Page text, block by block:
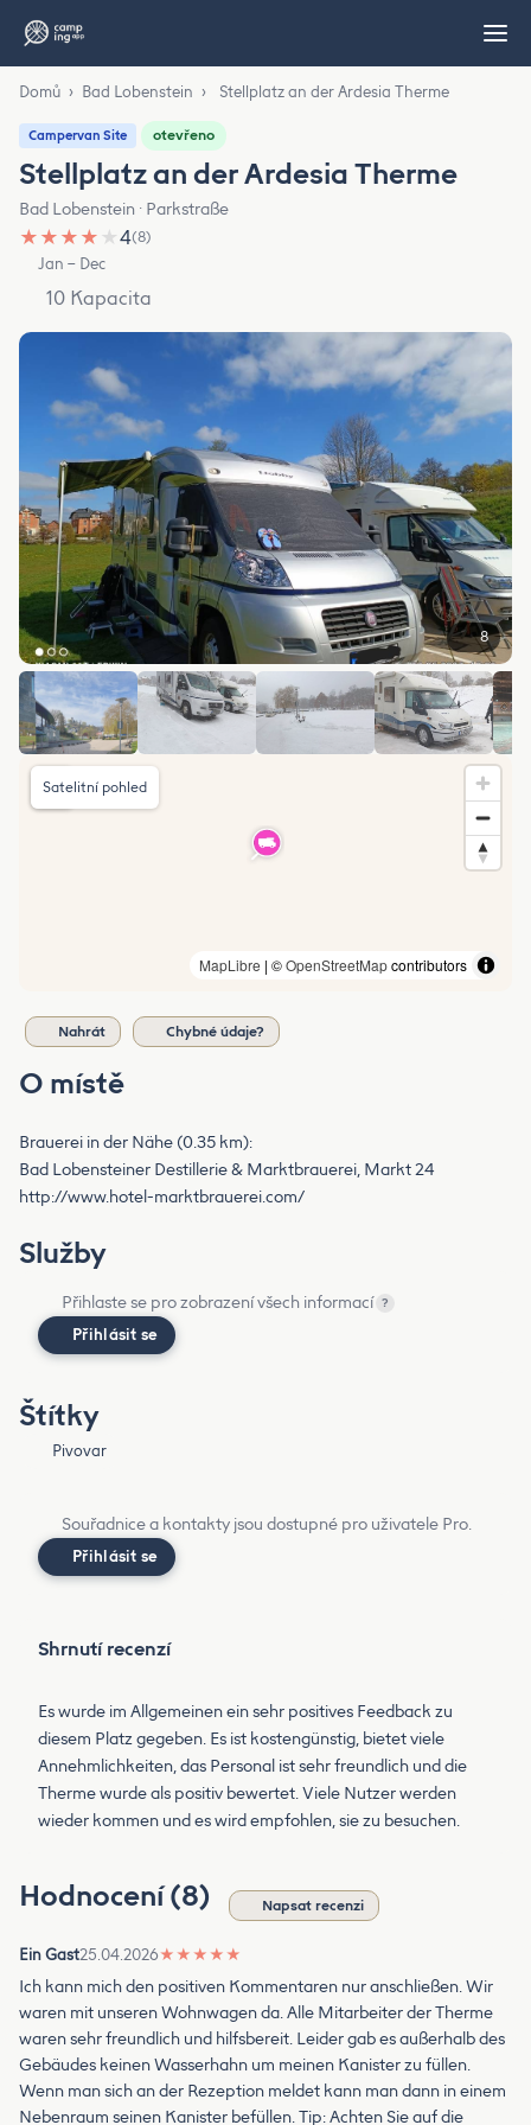
Domů › Bad Lobenstein › Stellplatz an der Ardesia Therme
Campervan Site otevřeno
Stellplatz an der Ardesia Therme
Bad Lobenstein · Parkstraße
★ ★ ★ ★ ★4(8)
Jan – Dec
10 Kapacita
8
MapLibre | ©OpenStreetMapcontributors
Satelitní pohled
Nahrát Chybné údaje?
O místě
Brauerei in der Nähe (0.35 km):
Bad Lobensteiner Destillerie & Marktbrauerei, Markt 24
http://www.hotel-marktbrauerei.com/
Služby
Přihlaste se pro zobrazení všech informací ?
Přihlásit se
Štítky
Pivovar
Souřadnice a kontakty jsou dostupné pro uživatele Pro.
Přihlásit se
Shrnutí recenzí
Es wurde im Allgemeinen ein sehr positives Feedback zu
diesem Platz gegeben. Es ist kostengünstig, bietet viele
Annehmlichkeiten, das Personal ist sehr freundlich und die
Therme wurde als positiv bewertet. Viele Nutzer werden
wieder kommen und es wird empfohlen, sie zu besuchen.
Hodnocení (8) Napsat recenzi
Ein Gast25.04.2026★ ★ ★ ★ ★
Ich kann mich den positiven Kommentaren nur anschließen. Wir
waren mit unseren Wohnwagen da. Alle Mitarbeiter der Therme
waren sehr freundlich und hilfsbereit. Leider gab es außerhalb des
Gebäudes keinen Wasserhahn um meinen Kanister zu füllen.
Wenn man sich an der Rezeption meldet kann man dann in einem
Nebenraum seinen Kanister befüllen. Tip: Achten Sie auf die